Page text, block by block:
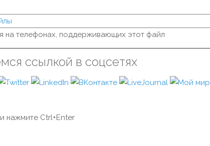
на телефонах, поддерживающих этот файл
ссылкой в соцсетях
нажмите Ctrl+Enter